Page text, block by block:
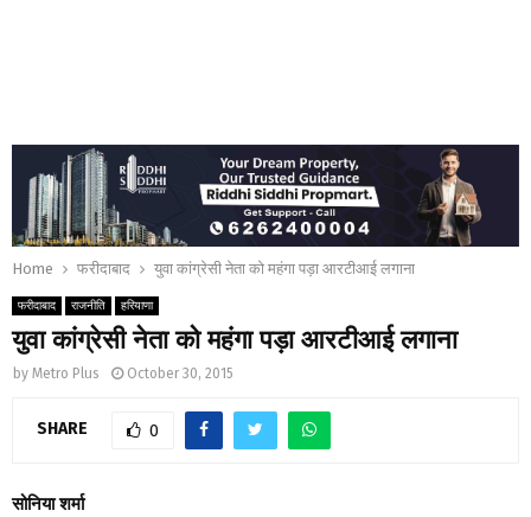
Home फरीदाबाद युवा कांग्रेसी नेता को महंगा पड़ा आरटीआई लगाना
फरीदाबाद राजनीति हरियाणा
युवा कांग्रेसी नेता को महंगा पड़ा आरटीआई लगाना
by Metro Plus October 30, 2015
SHARE 0
सोनिया शर्मा